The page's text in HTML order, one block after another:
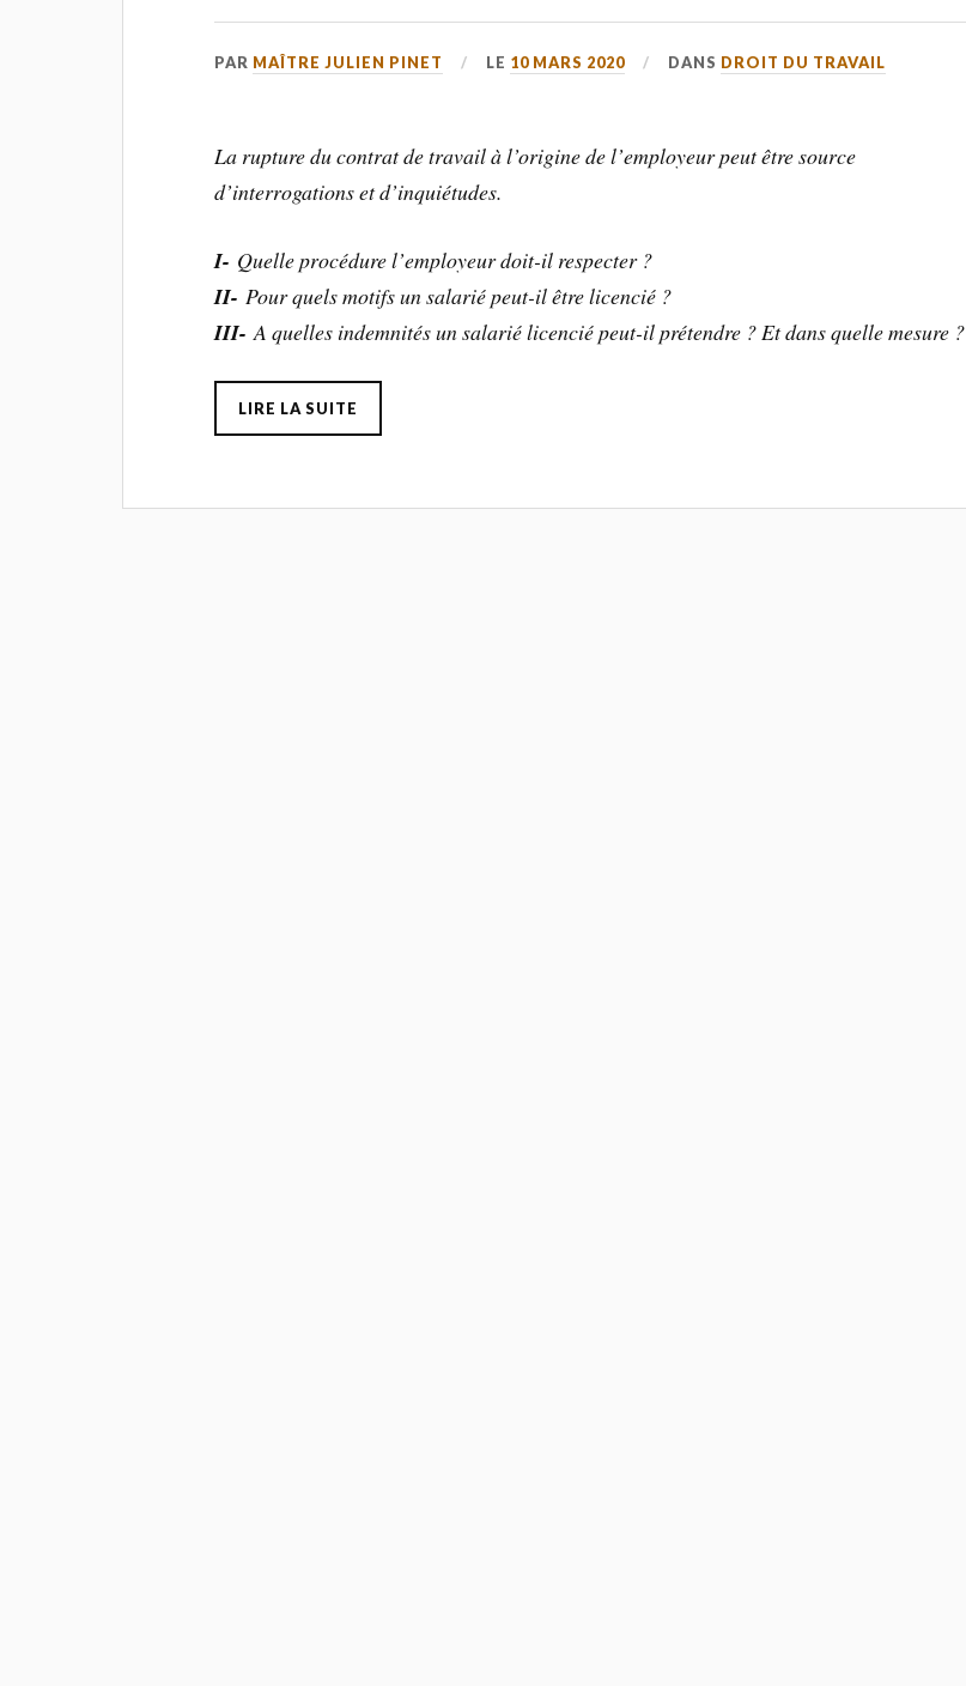
PAR MAÎTRE JULIEN PINET LE 10 MARS 2020 DANS DROIT DU TRAVAIL
La rupture du contrat de travail à l’origine de l’employeur peut être source
d’interrogations et d’inquiétudes.
I- Quelle procédure l’employeur doit-il respecter ?
II-Pour quels motifs un salarié peut-il être licencié ?
III-A quelles indemnités un salarié licencié peut-il prétendre ? Et dans quelle mesure ?
LIRE LA SUITE